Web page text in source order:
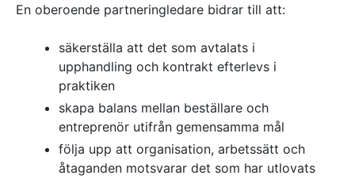
En oberoende partneringledare bidrar till att:
säkerställa att det som avtalats i
upphandling och kontrakt efterlevs i
praktiken
skapa balans mellan beställare och
entreprenör utifrån gemensamma mål
följa upp att organisation, arbetssätt och
åtaganden motsvarar det som har utlovats